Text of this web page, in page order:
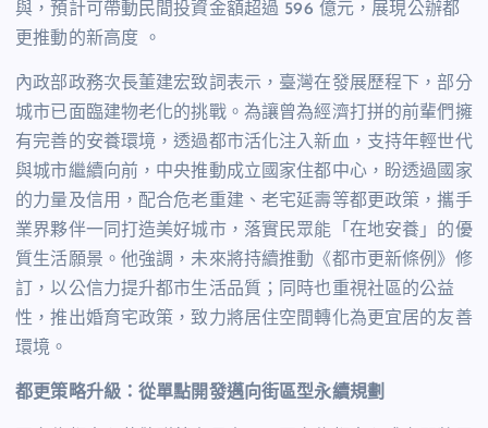
與，預計可帶動民間投資金額超過 596 億元，展現公辦都
更推動的新高度 。
內政部政務次長董建宏致詞表示，臺灣在發展歷程下，部分
城市已面臨建物老化的挑戰。為讓曾為經濟打拼的前輩們擁
有完善的安養環境，透過都市活化注入新血，支持年輕世代
與城市繼續向前，中央推動成立國家住都中心，盼透過國家
的力量及信用，配合危老重建、老宅延壽等都更政策，攜手
業界夥伴一同打造美好城市，落實民眾能「在地安養」的優
質生活願景。他強調，未來將持續推動《都市更新條例》修
訂，以公信力提升都市生活品質；同時也重視社區的公益
性，推出婚育宅政策，致力將居住空間轉化為更宜居的友善
環境。
都更策略升級：從單點開發邁向街區型永續規劃